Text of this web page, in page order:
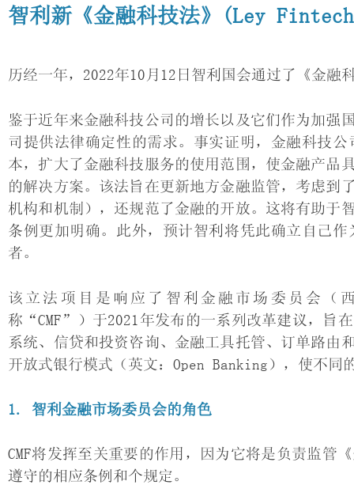
智利新《金融科技法》(Ley
历经一年，2022年10月12日智利国会通过了《金
鉴于近年来金融科技公司的增长以及它们作为加强
司提供法律确定性的需求。事实证明，金融科技
本，扩大了金融科技服务的使用范围，使金融产品
的解决方案。该法旨在更新地方金融监管，考虑到
机构和机制），还规范了金融的开放。这将有助于
条例更加明确。此外，预计智利将凭此确立自己
者。
该立法项目是响应了智利金融市场委员会（
称“CMF”）于2021年发布的一系列改革建议，旨
系统、信贷和投资咨询、金融工具托管、订单路由
开放式银行模式（英文：Open Banking），使不
1. 智利金融市场委员会的角色
CMF将发挥至关重要的作用，因为它将是负责监管
遵守的相应条例和个规定。